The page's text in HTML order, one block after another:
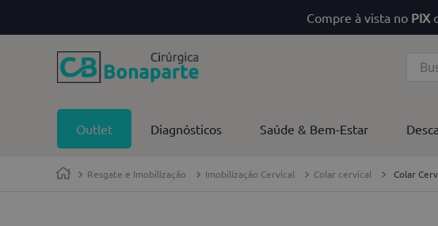
Compre à vista no PIX
Buscar
Outlet Diagnósticos Saúde & Bem-Estar
Resgate e Imobilização Imobilização Cervical Colar cervical Colar